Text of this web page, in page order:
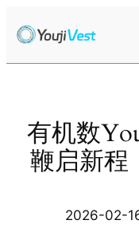
至
有机数
鞭启新程
2026-02-